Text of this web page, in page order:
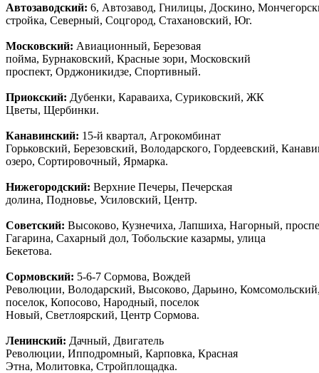
Автозаводский: 6, Автозавод, Гнилицы, Доскино,
стройка, Северный, Соцгород, Стахановский, Юг.
Московский: Авиационный, Березовая
пойма, Бурнаковский, Красные зори, Московский
проспект, Орджоникидзе, Спортивный.
Приокский: Дубенки, Караваиха, Суриковский, ЖК
Цветы, Щербинки.
Канавинский: 15-й квартал, Агрокомбинат
Горьковский, Березовский, Володарского, Гордеевский,
озеро, Сортировочный, Ярмарка.
Нижегородский: Верхние Печеры, Печерская
долина, Подновье, Усиловский, Центр.
Советский: Высоково, Кузнечиха, Лапшиха, Нагорный,
Гагарина, Сахарный дол, Тобольские казармы, улица
Бекетова.
Сормовский: 5-6-7 Сормова, Вождей
Революции, Володарский, Высоково, Дарьино,
поселок, Копосово, Народный, поселок
Новый, Светлоярский, Центр Сормова.
Ленинский: Дачный, Двигатель
Революции, Ипподромный, Карповка, Красная
Этна, Молитовка, Стройплощадка.